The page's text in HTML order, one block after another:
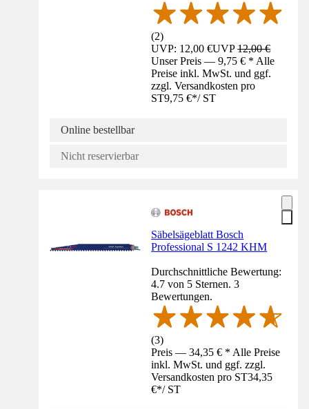
(2)
UVP: 12,00 €UVP12,00 €
Unser Preis — 9,75 € * Alle
Preise inkl. MwSt. und ggf.
zzgl. Versandkosten pro
ST9,75 €*/ ST
Online bestellbar
Nicht reservierbar
Säbelsägeblatt Bosch
Professional S 1242 KHM
Durchschnittliche Bewertung:
4.7 von 5 Sternen. 3
Bewertungen.
(3)
Preis — 34,35 € * Alle Preise
inkl. MwSt. und ggf. zzgl.
Versandkosten pro ST34,35
€*/ ST